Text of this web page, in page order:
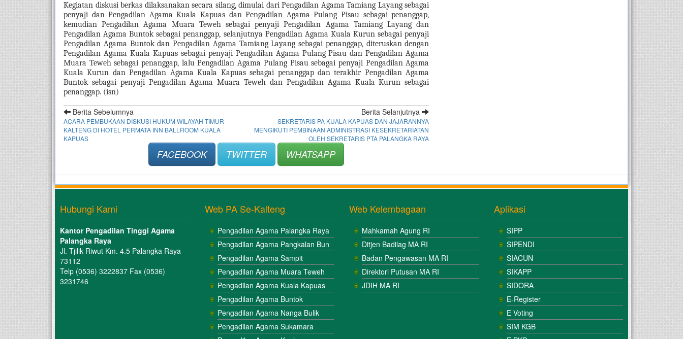
Kegiatan diskusi berkas dilaksanakan secara silang, dimulai dari Pengadilan Agama Tamiang Layang sebagai
penyaji dan Pengadilan Agama Kuala Kapuas dan Pengadilan Agama Pulang Pisau sebagai penanggap,
kemudian Pengadilan Agama Muara Teweh sebagai penyaji Pengadilan Agama Tamiang Layang dan
Pengadilan Agama Buntok sebagai penanggap, selanjutnya Pengadilan Agama Kuala Kurun sebagai penyaji
Pengadilan Agama Buntok dan Pengadilan Agama Tamiang Layang sebagai penanggap, diteruskan dengan
Pengadilan Agama Kuala Kapuas sebagai penyaji Pengadilan Agama Pulang Pisau dan Pengadilan Agama
Muara Teweh sebagai penanggap, lalu Pengadilan Agama Pulang Pisau sebagai penyaji Pengadilan Agama
Kuala Kurun dan Pengadilan Agama Kuala Kapuas sebagai penanggap dan terakhir Pengadilan Agama
Buntok sebagai penyaji Pengadilan Agama Muara Teweh dan Pengadilan Agama Kuala Kurun sebagai
penanggap. (isn)
Berita Sebelumnya
ACARA PEMBUKAAN DISKUSI HUKUM WILAYAH TIMUR
KALTENG DI HOTEL PERMATA INN BALLROOM KUALA
KAPUAS
Berita Selanjutnya
SEKRETARIS PA KUALA KAPUAS DAN JAJARANNYA
MENGIKUTI PEMBINAAN ADMINISTRASI KESEKRETARIATAN
OLEH SEKRETARIS PTA PALANGKA RAYA
FACEBOOK TWITTER WHATSAPP
Hubungi Kami
Kantor Pengadilan Tinggi Agama
Palangka Raya
Jl. Tjilik Riwut Km. 4.5 Palangka Raya
73112
Telp (0536) 3222837 Fax (0536)
3231746
Web PA Se-Kalteng
Pengadilan Agama Palangka Raya
Pengadilan Agama Pangkalan Bun
Pengadilan Agama Sampit
Pengadilan Agama Muara Teweh
Pengadilan Agama Kuala Kapuas
Pengadilan Agama Buntok
Pengadilan Agama Nanga Bulik
Pengadilan Agama Sukamara
Web Kelembagaan
Mahkamah Agung RI
Ditjen Badilag MA RI
Badan Pengawasan MA RI
Direktori Putusan MA RI
JDIH MA RI
Aplikasi
SIPP
SIPENDI
SIACUN
SIKAPP
SIDORA
E-Register
E Voting
SIM KGB